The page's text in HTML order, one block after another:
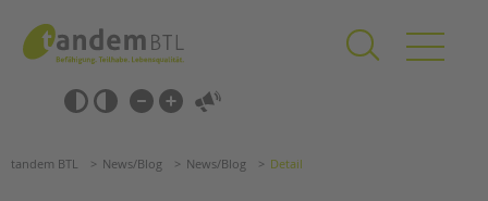
springen
Barrierefrei-
Einstellungen
überspringen
überspringen
tandem BTL News/Blog News/Blog Detail